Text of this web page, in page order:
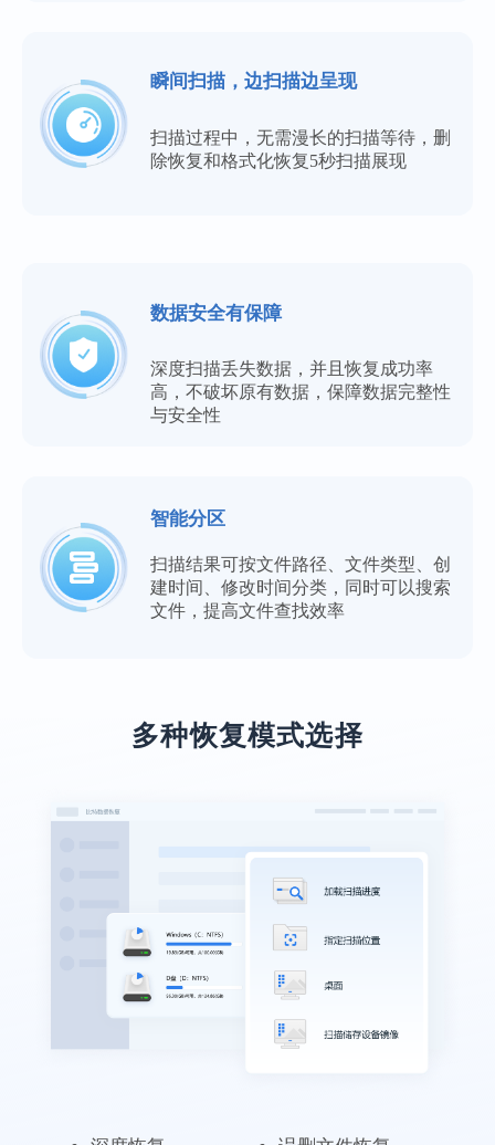
瞬间扫描，边扫描边呈现
扫描过程中，无需漫长的扫描等待，删
除恢复和格式化恢复5秒扫描展现
数据安全有保障
深度扫描丢失数据，并且恢复成功率
高，不破坏原有数据，保障数据完整性
与安全性
智能分区
扫描结果可按文件路径、文件类型、创
建时间、修改时间分类，同时可以搜索
文件，提高文件查找效率
多种恢复模式选择
远程指导，最后也恢复回来了，十分感谢！
软件实用，数据很完整
亲身实践，在同类软件中肯定是TOP级别
的。恢复了我丢失的pdf合同，以防万一，软